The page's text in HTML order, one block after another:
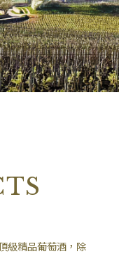
級精品葡萄酒，除